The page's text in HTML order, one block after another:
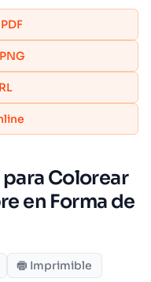
Colorear
en Forma de
Imprimible